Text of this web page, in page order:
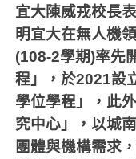
宜大陳威戎校長
明宜大在無人機
(108-2學期)率先
程」，於2021設
學位學程」，此
究中心」，以城
團體與機構需求